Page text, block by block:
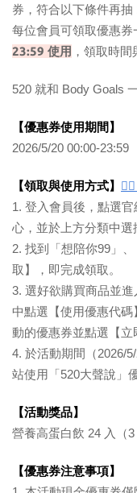
券，符合以下條件再抽
每位會員可領取優惠券
23:59 使用 ，領取時間
520 就和 Body Goals
【優惠券使用期間】
2026/5/20 00:00-23:59
【領取與使用方式】
1. 登入會員後，點選
心，並於上方分類中選
2. 找到「想陪你99」
取】，即完成領取。
3. 選好欲購買商品並
中點選【使用優惠代
動的優惠券並點選【立
4. 於活動期間（2026/
站使用「520大聲說」
【活動獎品】
營養高蛋白飲 24 入（3
【優惠券注意事項】